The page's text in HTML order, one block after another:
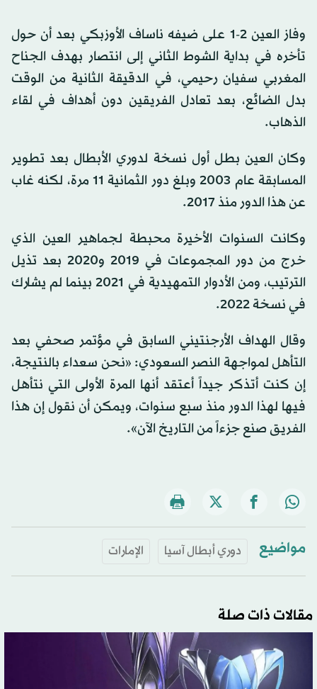
وفاز العين 2-1 على ضيفه ناساف الأوزبكي بعد أن حول
تأخره في بداية الشوط الثاني إلى انتصار بهدف الجناح
المغربي سفيان رحيمي، في الدقيقة الثانية من الوقت
بدل الضائع، بعد تعادل الفريقين دون أهداف في لقاء
الذهاب.
وكان العين بطل أول نسخة لدوري الأبطال بعد تطوير
المسابقة عام 2003 وبلغ دور الثمانية 11 مرة، لكنه غاب
عن هذا الدور منذ 2017.
وكانت السنوات الأخيرة محبطة لجماهير العين الذي
خرج من دور المجموعات في 2019 و2020 بعد تذيل
الترتيب، ومن الأدوار التمهيدية في 2021 بينما لم يشارك
في نسخة 2022.
وقال الهداف الأرجنتيني السابق في مؤتمر صحفي بعد
التأهل لمواجهة النصر السعودي: «نحن سعداء بالنتيجة،
إن كنت أتذكر جيداً أعتقد أنها المرة الأولى التي نتأهل
فيها لهذا الدور منذ سبع سنوات، ويمكن أن نقول إن هذا
الفريق صنع جزءاً من التاريخ الآن».
مواضيع دوري أبطال آسيا الإمارات
مقالات ذات صلة